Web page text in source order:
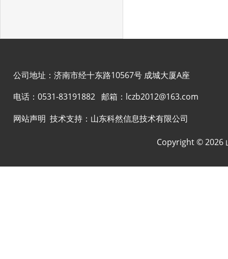
公司地址：济南市经十东路10567号 成城大厦A座
电话： 0531-83191882邮箱： lczb2012@163.com
网站声明 技术支持： 山东科然信息技术有限公司
Copyright © 2026